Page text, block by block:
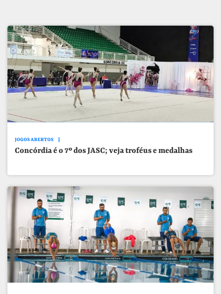
JOGOS ABERTOS
Concórdia é o 7º dos JASC; veja troféus e medalhas